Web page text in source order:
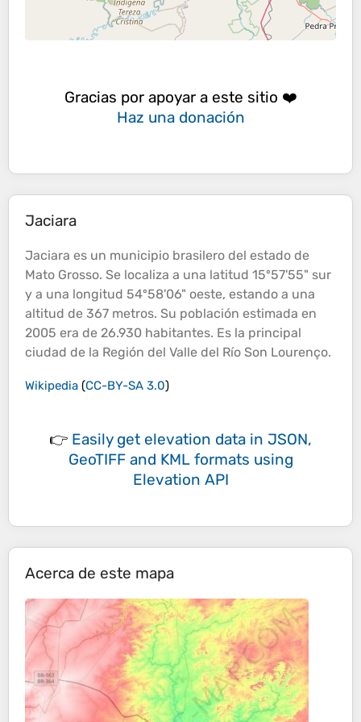
Gracias por apoyar a este sitio ❤️
Haz una donación
Jaciara
Jaciara es un municipio brasilero del estado de
Mato Grosso. Se localiza a una latitud 15º57'55" sur
y a una longitud 54º58'06" oeste, estando a una
altitud de 367 metros. Su población estimada en
2005 era de 26.930 habitantes. Es la principal
ciudad de la Región del Valle del Río Son Lourenço.
Wikipedia (CC-BY-SA 3.0)
👉 Easily get elevation data in JSON,
GeoTIFF and KML formats using
Elevation API
Acerca de este mapa